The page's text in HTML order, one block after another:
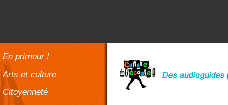
En primeur !
Arts et culture
Citoyenneté